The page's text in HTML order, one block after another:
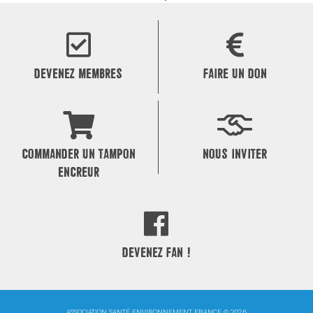
DEVENEZ MEMBRES FAIRE UN DON
COMMANDER UN TAMPON
ENCREUR
NOUS INVITER
DEVENEZ FAN !